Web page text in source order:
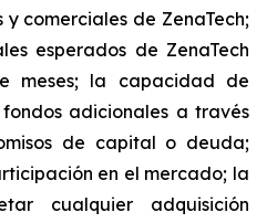
comerciales de ZenaTech;
esperados de ZenaTech
meses; la capacidad de
adicionales a través
de capital o deuda;
en el mercado; la
cualquier adquisición